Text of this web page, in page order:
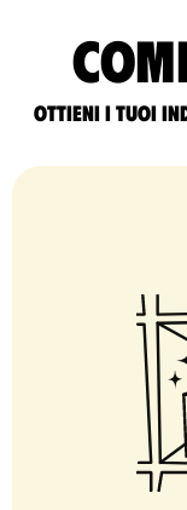
Ottieni i tuoi